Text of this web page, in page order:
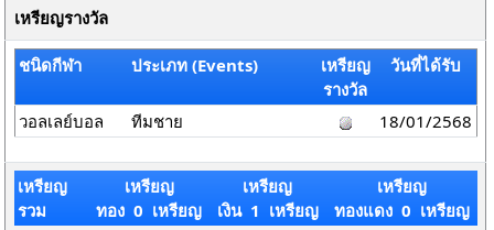
เหรียญรางวัล
ชนิดกีฬา ประเภท (Events)
เหรียญ
รางวัล
วันที่ได้รับ
วอลเลย์บอล ทีมชาย 18/01/2568
เหรียญ
รวม
เหรียญ
ทอง 0 เหรียญ
เหรียญ
เงิน 1 เหรียญ
เหรียญ
ทองแดง 0 เหรียญ